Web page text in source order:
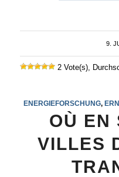
9. /
2 Vote(s),
ENERGIEFORSCHUNG,
OÙ EN
VILLES